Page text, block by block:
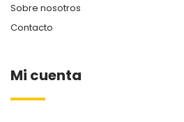
Sobre nosotros
Contacto
Mi cuenta